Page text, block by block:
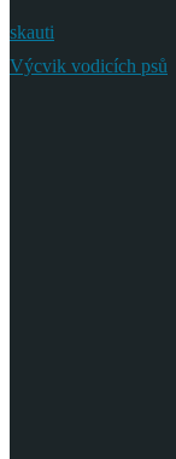
skauti
Výcvik vodicích psů